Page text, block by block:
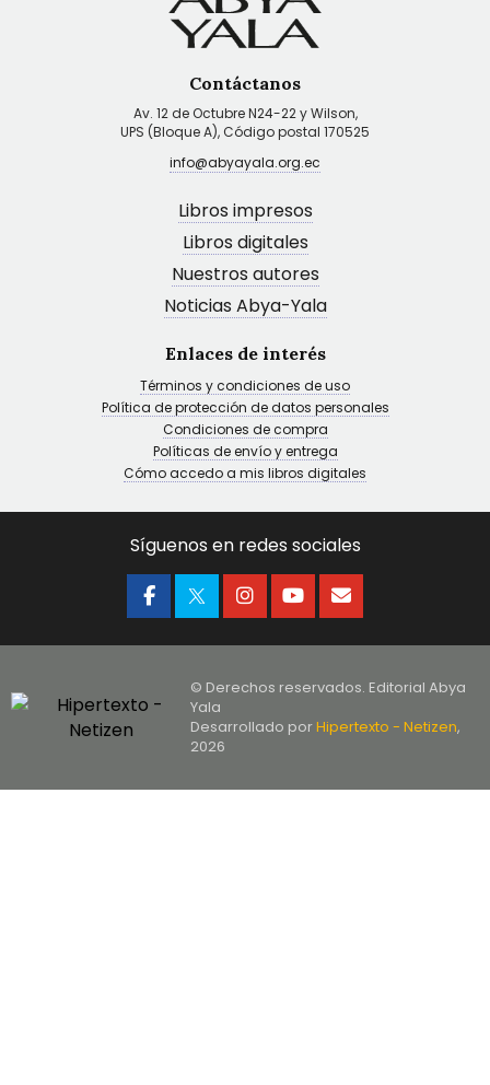
Contáctanos
Av. 12 de Octubre N24-22 y Wilson,
UPS (Bloque A), Código postal 170525
info@abyayala.org.ec
Libros impresos
Libros digitales
Nuestros autores
Noticias Abya-Yala
Enlaces de interés
Términos y condiciones de uso
Política de protección de datos personales
Condiciones de compra
Políticas de envío y entrega
Cómo accedo a mis libros digitales
Síguenos en redes sociales
© Derechos reservados. Editorial Abya
Yala
Desarrollado porHipertexto - Netizen,
2026